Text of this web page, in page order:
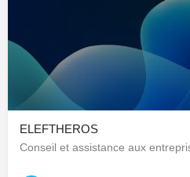
ELEFTHEROS
Conseil et assistance aux